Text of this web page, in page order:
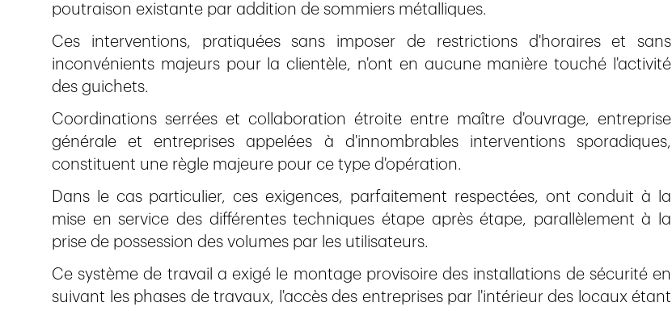
poutraison existante par addition de sommiers métalliques.
Ces interventions, pratiquées sans imposer de restrictions d'horaires et sans
inconvénients majeurs pour la clientèle, n'ont en aucune manière touché l'activité
des guichets.
Coordinations serrées et collaboration étroite entre maître d'ouvrage, entreprise
générale et entreprises appelées à d'innombrables interventions sporadiques,
constituent une règle majeure pour ce type d'opération.
Dans le cas particulier, ces exigences, parfaitement respectées, ont conduit à la
mise en service des différentes techniques étape après étape, parallèlement à la
prise de possession des volumes par les utilisateurs.
Ce système de travail a exigé le montage provisoire des installations de sécurité en
suivant les phases de travaux, l'accès des entreprises par l'intérieur des locaux étant